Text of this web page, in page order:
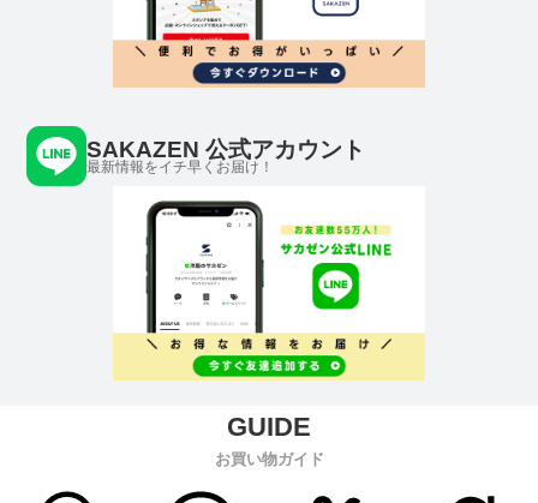
SAKAZEN 公式アカウント
最新情報をイチ早くお届け！
お買い物ガイド